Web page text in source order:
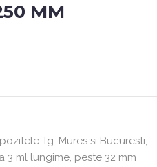
MM
Tg. Mures si Bucuresti,
3 ml lungime, peste 32 mm